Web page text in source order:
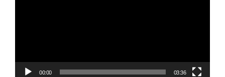
00:00 03:36